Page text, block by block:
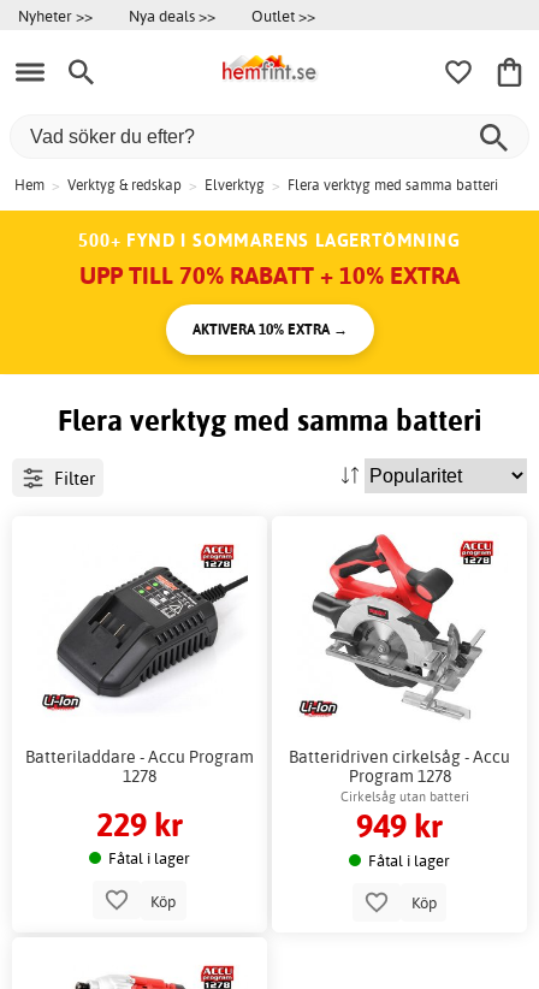
Nyheter >> Nya deals >> Outlet >>
Hem > Verktyg & redskap > Elverktyg > Flera verktyg med samma batteri
500+ FYND I SOMMARENS LAGERTÖMNING
UPP TILL 70% RABATT + 10% EXTRA
AKTIVERA 10% EXTRA →
Flera verktyg med samma batteri
Filter
Batteriladdare - Accu Program
1278
229 kr
Fåtal i lager
Köp
Batteridriven cirkelsåg - Accu
Program 1278
Cirkelsåg utan batteri
949 kr
Fåtal i lager
Köp